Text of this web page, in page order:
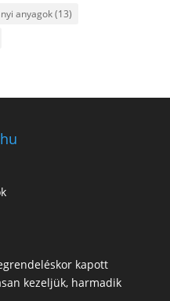
anyagok(13)
kapott
kezeljük, harmadik